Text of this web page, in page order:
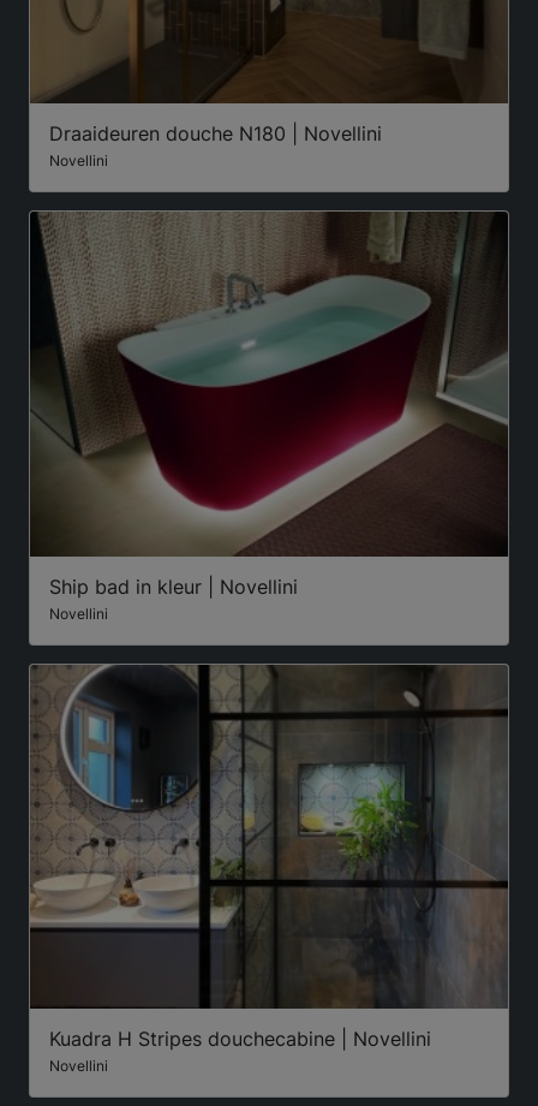
Draaideuren douche N180 | Novellini
Novellini
Ship bad in kleur | Novellini
Novellini
Kuadra H Stripes douchecabine | Novellini
Novellini